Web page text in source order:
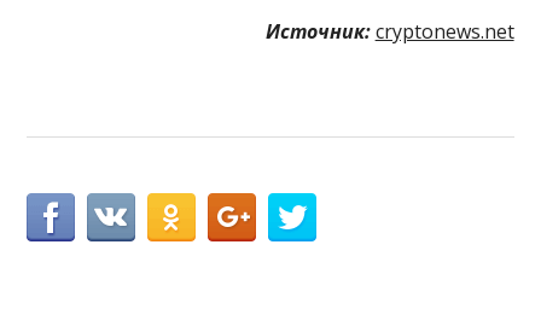
Источник: cryptonews.net